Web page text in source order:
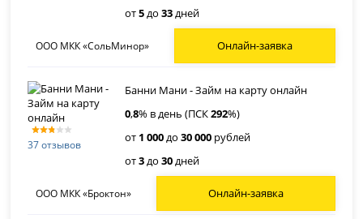
от5до33дней
ООО МКК «СольМинор» Онлайн-заявка
37 отзывов
Банни Мани - Займ на карту онлайн
0,8% в день (ПСК292%)
от 1 000до30 000 рублей
от3до30дней
ООО МКК «Броктон» Онлайн-заявка